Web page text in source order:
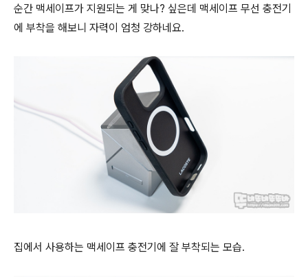
순간 맥세이프가 지원되는 게 맞나? 싶은데 맥세이프 무선 충전기
에 부착을 해보니 자력이 엄청 강하네요.
집에서 사용하는 맥세이프 충전기에 잘 부착되는 모습.